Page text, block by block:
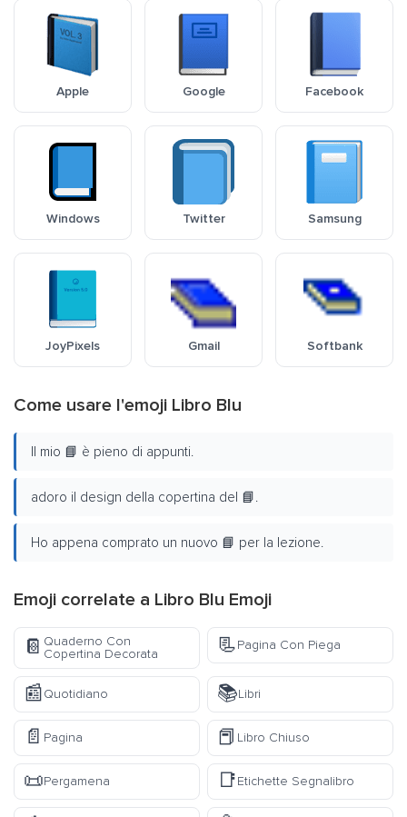
Apple Google Facebook
Windows Twitter Samsung
JoyPixels Gmail Softbank
Come usare l'emoji Libro Blu
Il mio 📘 è pieno di appunti.
adoro il design della copertina del 📘.
Ho appena comprato un nuovo 📘 per la lezione.
Emoji correlate a Libro Blu Emoji
📔 Quaderno Con
Copertina Decorata
📃Pagina Con Piega
📰Quotidiano 📚Libri
📄 Pagina 📕 Libro Chiuso
📜Pergamena 📑Etichette Segnalibro